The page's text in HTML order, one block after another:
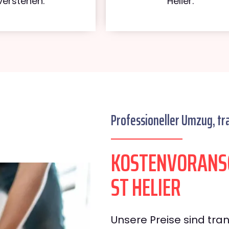
Professioneller Umzug,
ST HELIER
Unsere Preise sind